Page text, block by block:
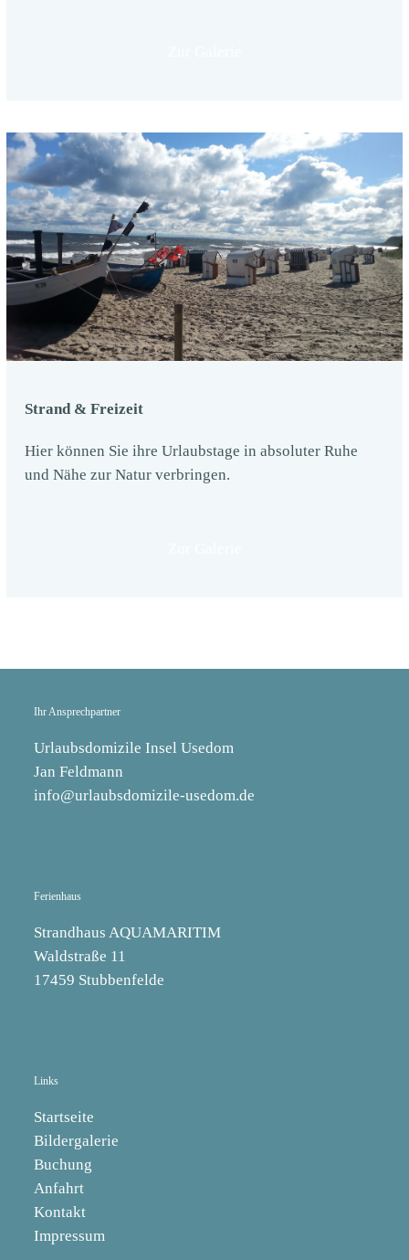
Strand & Freizeit
Hier können Sie ihre Urlaubstage in absoluter Ruhe
und Nähe zur Natur verbringen.
Ihr Ansprechpartner
Urlaubsdomizile Insel Usedom
Jan Feldmann
info@urlaubsdomizile-usedom.de
Ferienhaus
Strandhaus AQUAMARITIM
Waldstraße 11
17459 Stubbenfelde
Links
Startseite
Bildergalerie
Buchung
Anfahrt
Kontakt
Impressum